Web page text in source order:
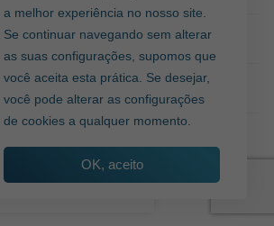
em “Aceito”,
armazenar
para
Para obter
consulte: Política
cookies Aceitar
a melhor experiência no nosso site.
Se continuar navegando sem alterar
as suas configurações, supomos que
você aceita esta prática. Se desejar,
você pode alterar as configurações
de cookies a qualquer momento.
OK, aceito